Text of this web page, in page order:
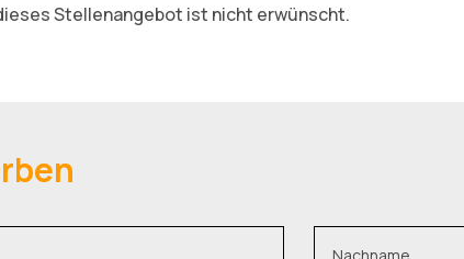
Stellenangebot ist nicht erwünscht.